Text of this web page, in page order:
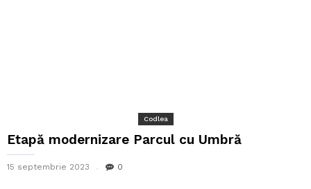
Codlea
Etapă modernizare Parcul cu Umbră
15 septembrie 2023 0